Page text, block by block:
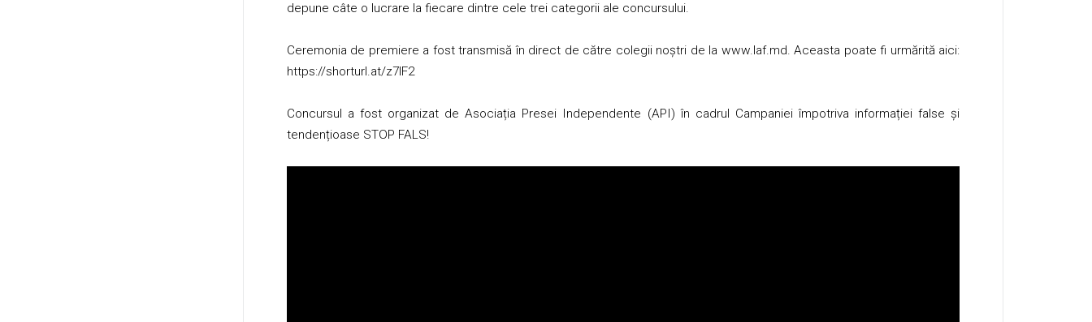
depune câte o lucrare la fiecare dintre cele trei categorii ale concursului.
Ceremonia de premiere a fost transmisă în direct de către colegii noștri de la www.laf.md. Aceasta poate fi urmărită aici:
https://shorturl.at/z7lF2
Concursul a fost organizat de Asociația Presei Independente (API) în cadrul Campaniei împotriva informației false și
tendențioase STOP FALS!